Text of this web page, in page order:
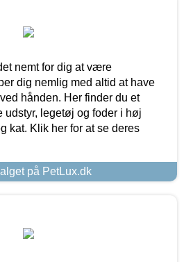
nemt for dig at være
dig nemlig med altid at have
hånden. Her finder du et
udstyr, legetøj og foder i høj
kat. Klik her for at se deres
på PetLux.dk